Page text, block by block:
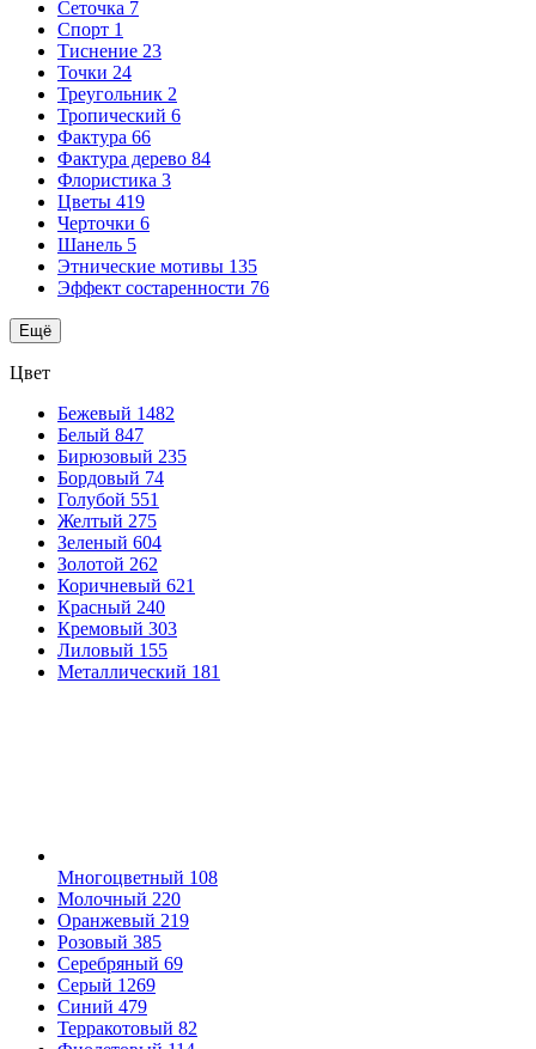
Сеточка 7
Спорт 1
Тиснение 23
Точки 24
Треугольник 2
Тропический 6
Фактура 66
Фактура дерево 84
Флористика 3
Цветы 419
Черточки 6
Шанель 5
Этнические мотивы 135
Эффект состаренности 76
Ещё
Цвет
Бежевый 1482
Белый 847
Бирюзовый 235
Бордовый 74
Голубой 551
Желтый 275
Зеленый 604
Золотой 262
Коричневый 621
Красный 240
Кремовый 303
Лиловый 155
Металлический 181
Многоцветный 108
Молочный 220
Оранжевый 219
Розовый 385
Серебряный 69
Серый 1269
Синий 479
Терракотовый 82